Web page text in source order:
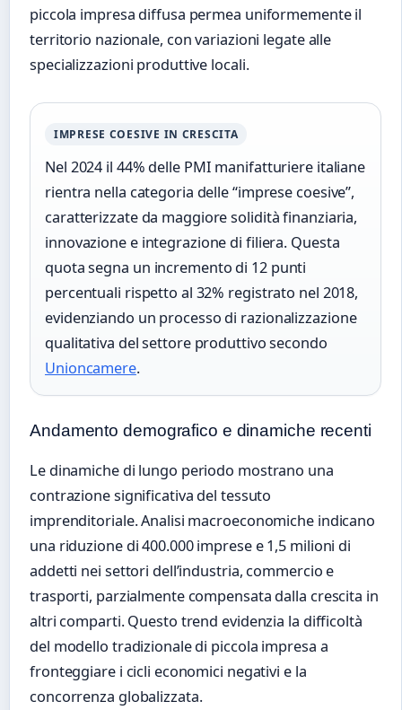
piccola impresa diffusa permea uniformemente il
territorio nazionale, con variazioni legate alle
specializzazioni produttive locali.
IMPRESE COESIVE IN CRESCITA
Nel 2024 il 44% delle PMI manifatturiere italiane
rientra nella categoria delle “imprese coesive”,
caratterizzate da maggiore solidità finanziaria,
innovazione e integrazione di filiera. Questa
quota segna un incremento di 12 punti
percentuali rispetto al 32% registrato nel 2018,
evidenziando un processo di razionalizzazione
qualitativa del settore produttivo secondo
Unioncamere.
Andamento demografico e dinamiche recenti
Le dinamiche di lungo periodo mostrano una
contrazione significativa del tessuto
imprenditoriale. Analisi macroeconomiche indicano
una riduzione di 400.000 imprese e 1,5 milioni di
addetti nei settori dell’industria, commercio e
trasporti, parzialmente compensata dalla crescita in
altri comparti. Questo trend evidenzia la difficoltà
del modello tradizionale di piccola impresa a
fronteggiare i cicli economici negativi e la
concorrenza globalizzata.